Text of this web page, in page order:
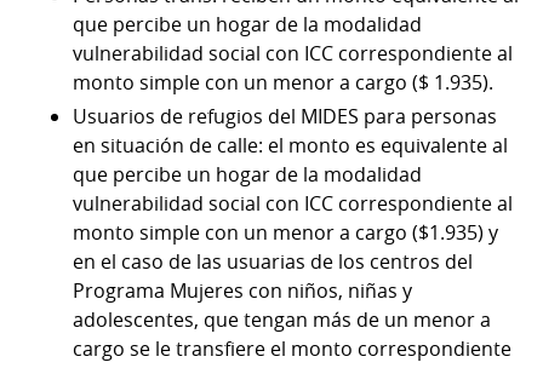
que percibe un hogar de la modalidad
vulnerabilidad social con ICC correspondiente al
monto simple con un menor a cargo ($ 1.935).
Usuarios de refugios del MIDES para personas
en situación de calle: el monto es equivalente al
que percibe un hogar de la modalidad
vulnerabilidad social con ICC correspondiente al
monto simple con un menor a cargo ($1.935) y
en el caso de las usuarias de los centros del
Programa Mujeres con niños, niñas y
adolescentes, que tengan más de un menor a
cargo se le transfiere el monto correspondiente